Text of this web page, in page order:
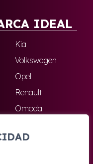
IDEAL
Kia
Volkswagen
Opel
Renault
Omoda
Todas las marcas